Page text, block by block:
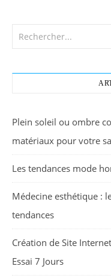
Plein soleil ou ombre
matériaux pour votre
Les tendances mode
Médecine esthétique :
tendances
Création de Site
Essai 7 Jours